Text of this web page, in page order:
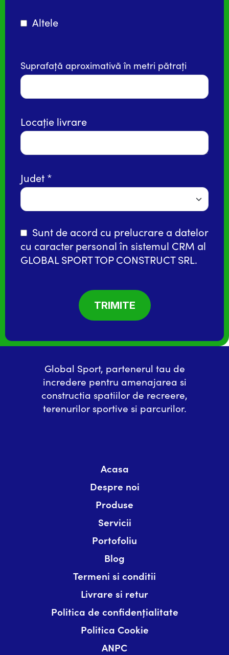
Altele
Suprafață aproximativă în metri pătrați
Locație livrare
Judet
Sunt de acord cu prelucrare a datelor
cu caracter personal în sistemul CRM al
GLOBAL SPORT TOP CONSTRUCT SRL.
Global Sport, partenerul tau de
incredere pentru amenajarea si
constructia spatiilor de recreere,
terenurilor sportive si parcurilor.
Acasa
Despre noi
Produse
Servicii
Portofoliu
Blog
Termeni si conditii
Livrare si retur
Politica de confidențialitate
Politica Cookie
ANPC